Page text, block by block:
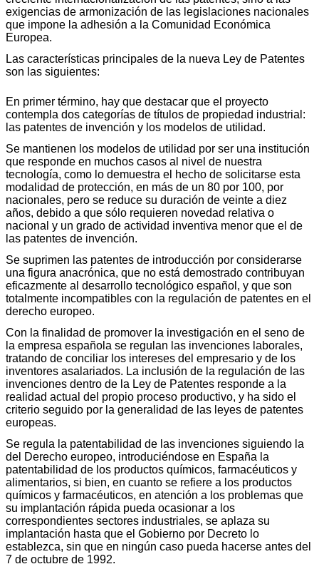
exigencias de armonización de las legislaciones nacionales
que impone la adhesión a la Comunidad Económica
Europea.
Las características principales de la nueva Ley de Patentes
son las siguientes:
En primer término, hay que destacar que el proyecto
contempla dos categorías de títulos de propiedad industrial:
las patentes de invención y los modelos de utilidad.
Se mantienen los modelos de utilidad por ser una institución
que responde en muchos casos al nivel de nuestra
tecnología, como lo demuestra el hecho de solicitarse esta
modalidad de protección, en más de un 80 por 100, por
nacionales, pero se reduce su duración de veinte a diez
años, debido a que sólo requieren novedad relativa o
nacional y un grado de actividad inventiva menor que el de
las patentes de invención.
Se suprimen las patentes de introducción por considerarse
una figura anacrónica, que no está demostrado contribuyan
eficazmente al desarrollo tecnológico español, y que son
totalmente incompatibles con la regulación de patentes en el
derecho europeo.
Con la finalidad de promover la investigación en el seno de
la empresa española se regulan las invenciones laborales,
tratando de conciliar los intereses del empresario y de los
inventores asalariados. La inclusión de la regulación de las
invenciones dentro de la Ley de Patentes responde a la
realidad actual del propio proceso productivo, y ha sido el
criterio seguido por la generalidad de las leyes de patentes
europeas.
Se regula la patentabilidad de las invenciones siguiendo la
del Derecho europeo, introduciéndose en España la
patentabilidad de los productos químicos, farmacéuticos y
alimentarios, si bien, en cuanto se refiere a los productos
químicos y farmacéuticos, en atención a los problemas que
su implantación rápida pueda ocasionar a los
correspondientes sectores industriales, se aplaza su
implantación hasta que el Gobierno por Decreto lo
establezca, sin que en ningún caso pueda hacerse antes del
7 de octubre de 1992.